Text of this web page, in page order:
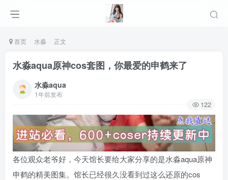
首页 水淼 正文
水淼aqua原神cos套图，你最爱的申鹤来了
水淼aqua
1年前发布
122
各位观众老爷好，今天馆长要给大家分享的是水淼aqua原神
申鹤的精美图集。馆长已经很久没看到过这么还原的cos